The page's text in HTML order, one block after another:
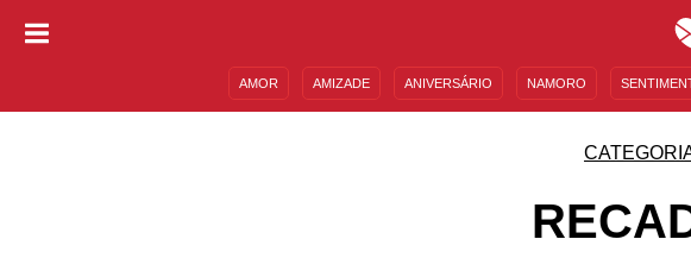
AMOR AMIZADE ANIVERSÁRIO NAMORO